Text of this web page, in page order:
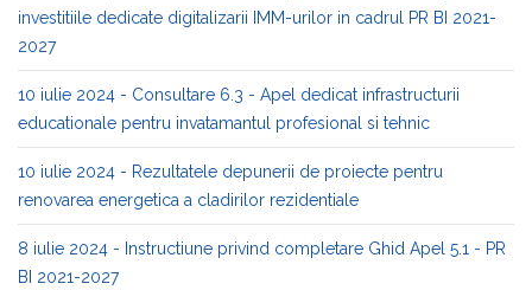
investitiile dedicate digitalizarii IMM-urilor in cadrul PR BI 2021-
2027
10 iulie 2024 - Consultare 6.3 - Apel dedicat infrastructurii
educationale pentru invatamantul profesional si tehnic
10 iulie 2024 - Rezultatele depunerii de proiecte pentru
renovarea energetica a cladirilor rezidentiale
8 iulie 2024 - Instructiune privind completare Ghid Apel 5.1 - PR
BI 2021-2027